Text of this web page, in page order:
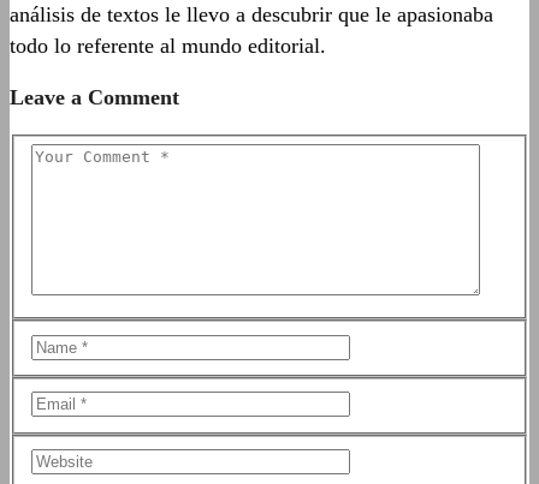
análisis de textos le llevo a descubrir que le apasionaba
todo lo referente al mundo editorial.
Leave a Comment